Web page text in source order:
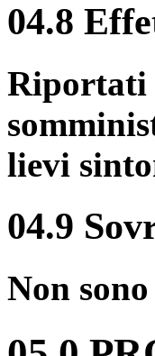
04.8
Riportati
lievi
04.9
Non